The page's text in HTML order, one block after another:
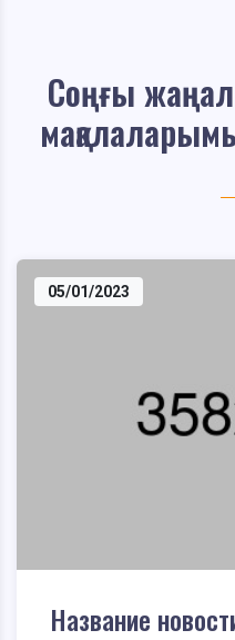
Соңғы
05/01/2023
Название